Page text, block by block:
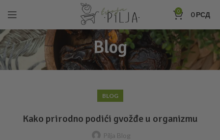
0 0РСД
Blog
BLOG
Kako prirodno podići gvožđe u organizmu
Pilja Blog